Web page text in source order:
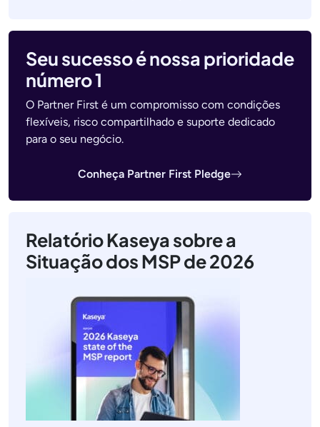
Seu sucesso é nossa prioridade
número 1
O Partner First é um compromisso com condições
flexíveis, risco compartilhado e suporte dedicado
para o seu negócio.
Conheça Partner First Pledge
Relatório Kaseya sobre a
Situação dos MSP de 2026